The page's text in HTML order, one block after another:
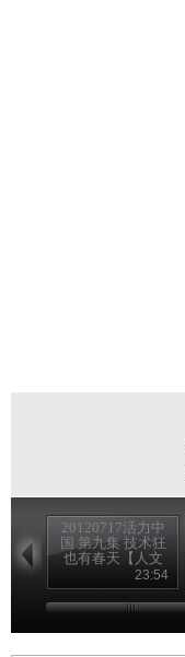
20120717活力中
国 第九集 技术狂
也有春天【人文
23:54